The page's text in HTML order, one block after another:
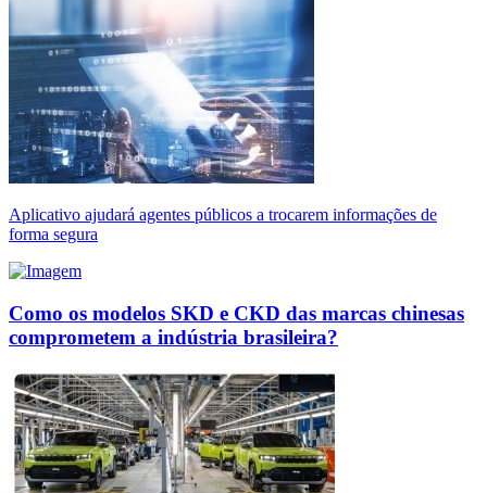
Aplicativo ajudará agentes públicos a trocarem informações de
forma segura
Como os modelos SKD e CKD das marcas chinesas
comprometem a indústria brasileira?